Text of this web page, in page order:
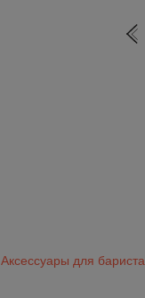
Аксессуары для бариста